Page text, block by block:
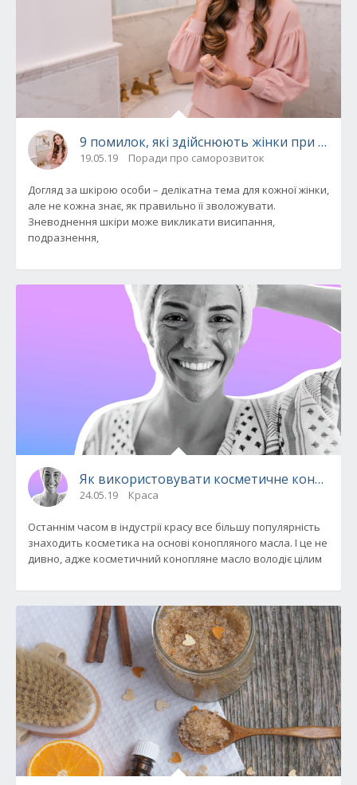
9 помилок, які здійснюють жінки при
19.05.19 Поради про саморозвиток
Догляд за шкірою особи – делікатна тема для кожної жінки,
але не кожна знає, як правильно її зволожувати.
Зневоднення шкіри може викликати висипання,
подразнення,
Як використовувати косметичне
24.05.19 Краса
Останнім часом в індустрії красу все більшу популярність
знаходить косметика на основі конопляного масла. І це не
дивно, адже косметичний конопляне масло володіє цілим